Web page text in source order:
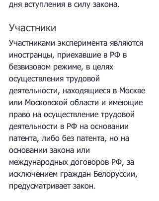
дня вступления в силу закона.
Участники
Участниками эксперимента являются
иностранцы, приехавшие в РФ в
безвизовом режиме, в целях
осуществления трудовой
деятельности, находящиеся в Москве
или Московской области и имеющие
право на осуществление трудовой
деятельности в РФ на основании
патента, либо без патента, но на
основании закона или
международных договоров РФ, за
исключением граждан Белоруссии,
предусматривает закон.